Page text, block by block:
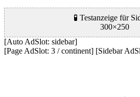
🧪 Testanzeige für
300×250
[Auto AdSlot: sidebar]
[Page AdSlot: 3 / continent] [Sidebar